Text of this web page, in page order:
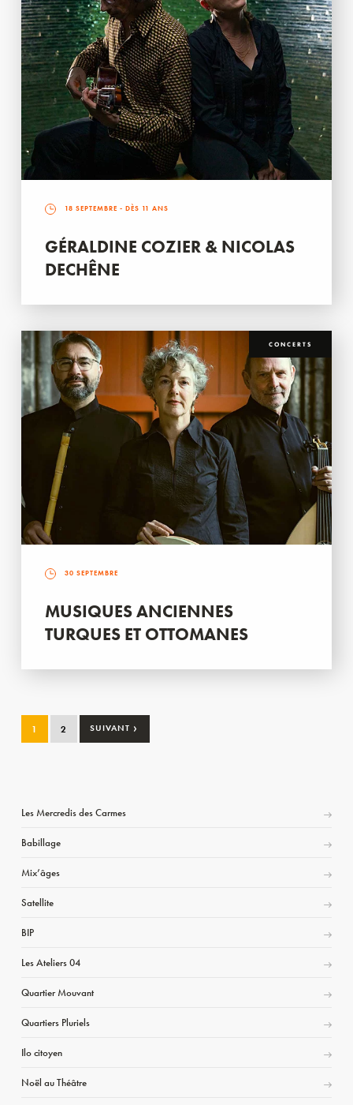
18 SEPTEMBRE - DÈS 11 ANS
GÉRALDINE COZIER & NICOLAS
DECHÊNE
CONCERTS
30 SEPTEMBRE
MUSIQUES ANCIENNES
TURQUES ET OTTOMANES
1 2 SUIVANT ›
Les Mercredis des Carmes
Babillage
Mix’âges
Satellite
BIP
Les Ateliers 04
Quartier Mouvant
Quartiers Pluriels
Ilo citoyen
Noël au Théâtre